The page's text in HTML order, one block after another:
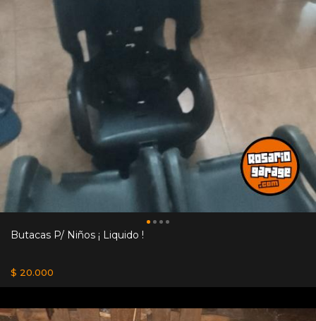
Butacas P/ Niños ¡ Liquido !
$ 20.000